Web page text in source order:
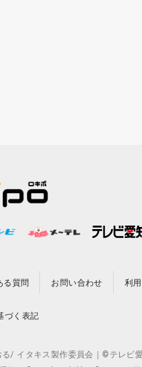
る質問 お問い合わせ 利
づく表記
イタキス製作委員会｜©テレビ